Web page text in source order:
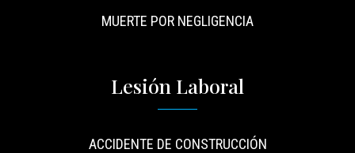
MUERTE POR NEGLIGENCIA
Lesión Laboral
ACCIDENTE DE CONSTRUCCIÓN